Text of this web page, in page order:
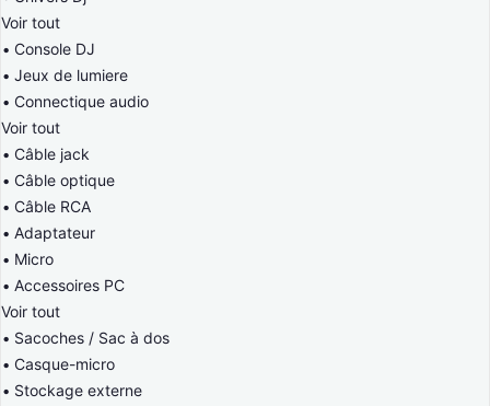
Voir tout
Console DJ
Jeux de lumiere
Connectique audio
Voir tout
Câble jack
Câble optique
Câble RCA
Adaptateur
Micro
Accessoires PC
Voir tout
Sacoches / Sac à dos
Casque-micro
Stockage externe